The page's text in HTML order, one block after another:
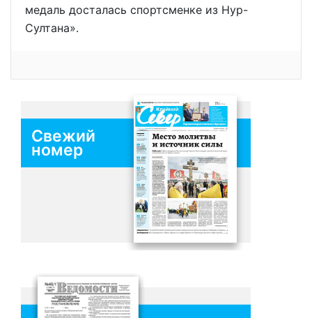
медаль досталась спортсменке из Нур-
Султана».
Свежий
номер